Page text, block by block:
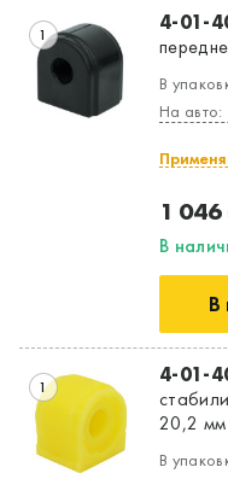
Да, верно
1 4-01-
В
На авто:
1
В
В
1 4-01-
20,2 мм
В